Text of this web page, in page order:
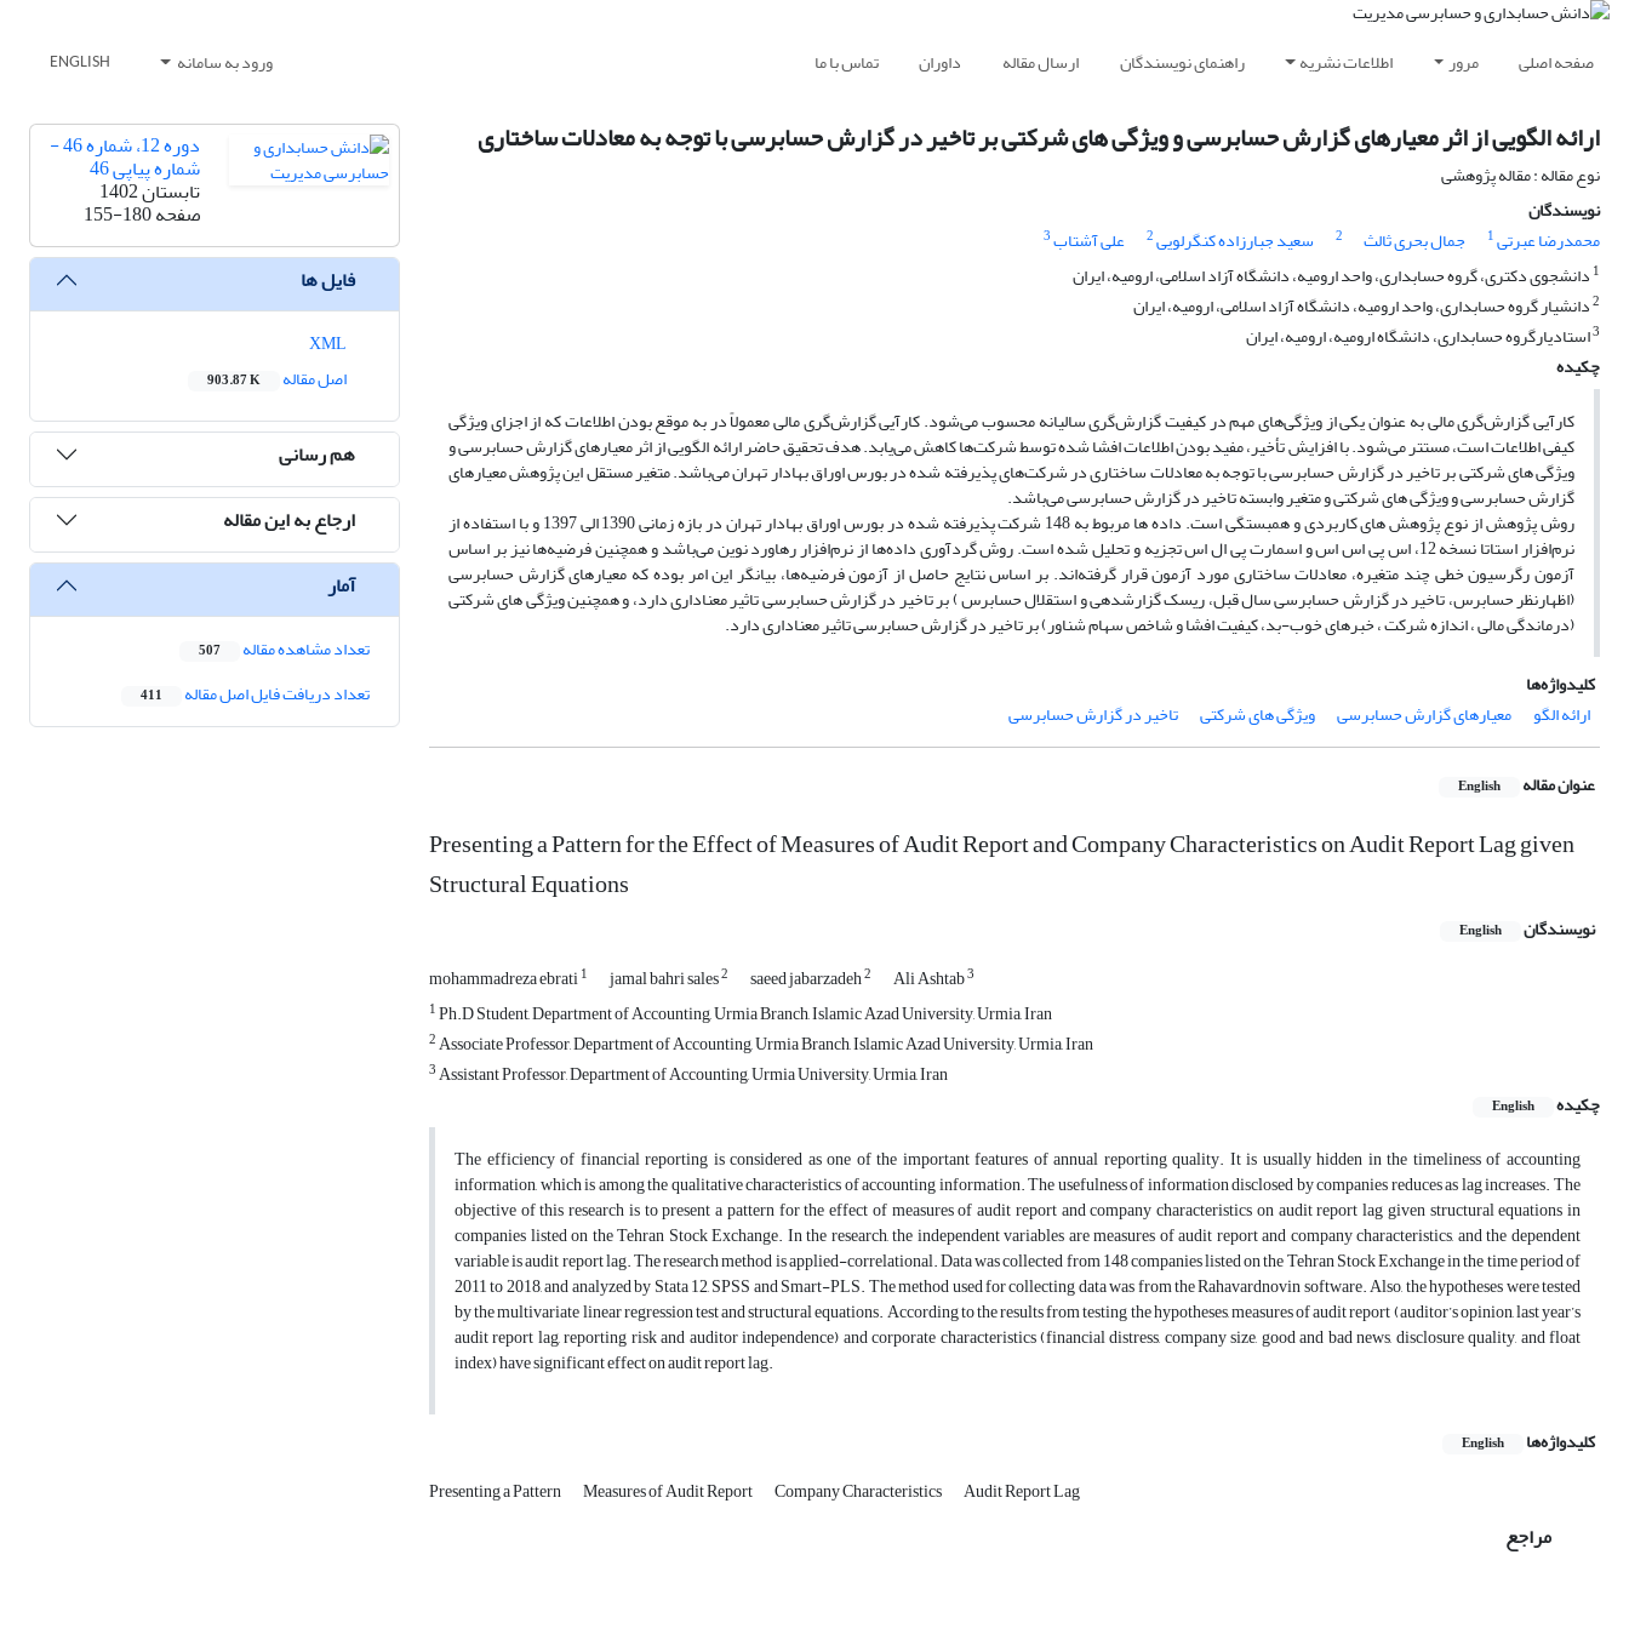
صفحه اصلی مرور اطلاعات نشریه راهنمای نویسندگان ارسال مقاله داوران تماس با ما ورود به سامانه ENGLISH
ارائه الگویی از اثر معیارهای گزارش حسابرسی و ویژگی های شرکتی بر تاخیر در گزارش حسابرسی با توجه به معادلات ساختاری
نوع مقاله : مقاله پژوهشی
نویسندگان
محمدرضا عبرتی1 جمال بحری ثالث 2 سعید جبارزاده کنگرلویی2 علی آشتاب3
1 دانشجوی دکتری، گروه حسابداری، واحد ارومیه، دانشگاه آزاد اسلامی، ارومیه، ایران
2دانشیار گروه حسابداری، واحد ارومیه، دانشگاه آزاد اسلامی، ارومیه، ایران
3استادیارگروه حسابداری، دانشگاه ارومیه، ارومیه، ایران
چکیده
کارآیی گزارش‌گری مالی به عنوان یکی از ویژگی‌های مهم در کیفیت گزارش‌گری سالیانه محسوب می‌شود. کارآیی گزارش‌گری مالی معمولاً در به موقع بودن اطلاعات که از اجزای ویژگی
کیفی اطلاعات است، مستتر می‌شود. با افزایش تأخیر، مفید بودن اطلاعات افشا شده توسط شرکت‌ها کاهش می‌یابد. هدف تحقیق حاضر ارائه الگویی از اثر معیارهای گزارش حسابرسی و
ویژگی های شرکتی بر تاخیر در گزارش حسابرسی با توجه به معادلات ساختاری در شرکت‌های پذیرفته شده در بورس اوراق بهادار تهران می‌باشد. متغیر مستقل این پژوهش معیارهای
گزارش حسابرسی و ویژگی های شرکتی و متغیر وابسته تاخیر در گزارش حسابرسی می‌باشد.
روش پژوهش از نوع پژوهش های کاربردی و همبستگی است. داده ها مربوط به 148 شرکت پذیرفته شده در بورس اوراق بهادار تهران در بازه زمانی 1390 الی 1397 و با استفاده از
نرم‌افزار استاتا نسخه 12، اس پی اس اس و اسمارت پی ال اس تجزیه و تحلیل شده است. روش گردآوری داده‌ها از نرم‌افزار رهاورد نوین می‌باشد و همچنین فرضیه‌ها نیز بر اساس
آزمون رگرسیون خطی چند متغیره، معادلات ساختاری مورد آزمون قرار گرفته‌اند. بر اساس نتایج حاصل از آزمون فرضیه‌ها، بیانگر این امر بوده که معیارهای گزارش حسابرسی
(اظهارنظر حسابرس، تاخیر در گزارش حسابرسی سال قبل، ریسک گزارشدهی و استقلال حسابرس ) بر تاخیر در گزارش حسابرسی تاثیر معناداری دارد، و همچنین ویژگی های شرکتی
(درماندگی مالی ، اندازه شرکت ، خبرهای خوب-بد، کیفیت افشا و شاخص سهام شناور) بر تاخیر در گزارش حسابرسی تاثیر معناداری دارد.
کلیدواژه‌ها
ارائه الگو
معیارهای گزارش حسابرسی ویژگی های شرکتی تاخیر در گزارش حسابرسی
عنوان مقاله English
Presenting a Pattern for the Effect of Measures of Audit Report and Company Characteristics on Audit Report Lag given
Structural Equations
نویسندگان English
mohammadreza ebrati1 jamal bahri sales2 saeed jabarzadeh2 Ali Ashtab3
1Ph.D Student, Department of Accounting, Urmia Branch, Islamic Azad University, Urmia, Iran
2Associate Professor, Department of Accounting, Urmia Branch, Islamic Azad University, Urmia, Iran
3Assistant Professor, Department of Accounting, Urmia University, Urmia, Iran
چکیده
English
The efficiency of financial reporting is considered as one of the important features of annual reporting quality. It is usually hidden in the timeliness of accounting
information, which is among the qualitative characteristics of accounting information. The usefulness of information disclosed by companies reduces as lag increases. The
objective of this research is to present a pattern for the effect of measures of audit report and company characteristics on audit report lag given structural equations in
companies listed on the Tehran Stock Exchange. In the research, the independent variables are measures of audit report and company characteristics, and the dependent
variable is audit report lag. The research method is applied-correlational. Data was collected from 148 companies listed on the Tehran Stock Exchange in the time period of
2011 to 2018, and analyzed by Stata 12, SPSS and Smart-PLS. The method used for collecting data was from the Rahavardnovin software. Also, the hypotheses were tested
by the multivariate linear regression test and structural equations. According to the results from testing the hypotheses, measures of audit report (auditor’s opinion, last year’s
audit report lag, reporting risk and auditor independence) and corporate characteristics (financial distress, company size, good and bad news, disclosure quality, and float
index) have significant effect on audit report lag.
کلیدواژه‌ها English
Presenting a Pattern Measures of Audit Report Company Characteristics Audit Report Lag
مراجع
دوره 12، شماره 46 -
شماره پیاپی 46
تابستان 1402
صفحه155-180
فایل ها
اصل مقاله
903.87 K
هم رسانی
ارجاع به این مقاله
آمار
تعداد مشاهده مقاله 507
تعداد دریافت فایل اصل مقاله 411